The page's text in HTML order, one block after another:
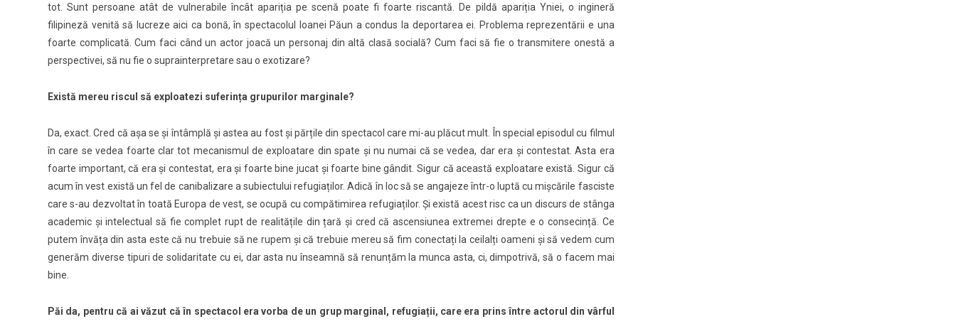
tot. Sunt persoane atât de vulnerabile încât apariția pe scenă poate fi foarte riscantă. De pildă apariția Yniei, o ingineră
filipineză venită să lucreze aici ca bonă, în spectacolul Ioanei Păun a condus la deportarea ei. Problema reprezentării e una
foarte complicată. Cum faci când un actor joacă un personaj din altă clasă socială? Cum faci să fie o transmitere onestă a
perspectivei, să nu fie o suprainterpretare sau o exotizare?
Există mereu riscul să exploatezi suferința grupurilor marginale?
Da, exact. Cred că așa se și întâmplă și astea au fost și părțile din spectacol care mi-au plăcut mult. În special episodul cu filmul
în care se vedea foarte clar tot mecanismul de exploatare din spate și nu numai că se vedea, dar era și contestat. Asta era
foarte important, că era și contestat, era și foarte bine jucat și foarte bine gândit. Sigur că această exploatare există.Sigur că
acum în vest există un fel de canibalizare a subiectului refugiaților. Adică în loc să se angajeze într-o luptă cu mișcările fasciste
care s-au dezvoltat în toată Europa de vest, se ocupă cu compătimirea refugiaților. Și există acest risc ca un discurs de stânga
academic și intelectual să fie complet rupt de realitățile din țară și cred că ascensiunea extremei drepte e o consecință. Ce
putem învăța din asta este că nu trebuie să ne rupem și că trebuie mereu să fim conectați la ceilalți oameni și să vedem cum
generăm diverse tipuri de solidaritate cu ei, dar asta nu înseamnă să renunțăm la munca asta, ci, dimpotrivă, să o facem mai
bine.
Păi da, pentru că ai văzut că în spectacol era vorba de un grup marginal, refugiații, care era prins între actorul din vârful